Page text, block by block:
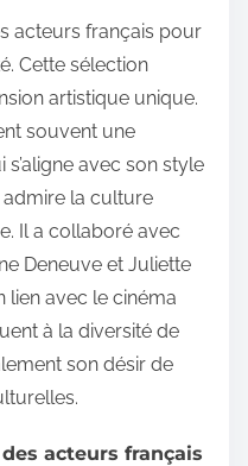
acteurs français pour
Cette sélection
artistique unique.
souvent une
avec son style
la culture
Il a collaboré avec
Deneuve et Juliette
lien avec le cinéma
à la diversité de
son désir de
acteurs français